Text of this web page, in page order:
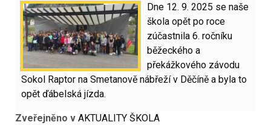
Dne 12. 9. 2025 se naše
škola opět po roce
zúčastnila 6. ročníku
běžeckého a
překážkového závodu
Sokol Raptor na Smetanově nábřeží v Děčíně a byla to
opět ďábelská jízda.
Zveřejněno v AKTUALITY ŠKOLA